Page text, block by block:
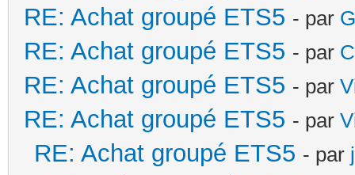
RE: Achat groupé ETS5 - par
RE: Achat groupé ETS5 - par
RE: Achat groupé ETS5 - par
RE: Achat groupé ETS5 - par
RE: Achat groupé ETS5 - par